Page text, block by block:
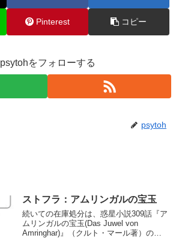
Pinterest コピー
psytohをフォローする
psytoh
ストフラ：アムリンガルの宝玉
続いての在庫処分は、惑星小説309話『ア
ムリンガルの宝玉(Das Juwel von
Amringhar)』（クルト・マール著）の超